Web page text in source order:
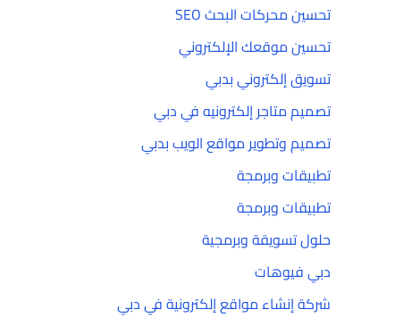
تحسين محركات البحث SEO
تحسين موقعك الإلكتروني
تسويق إلكتروني بدبي
تصميم متاجر إلكترونيه في دبي
تصميم وتطوير مواقع الويب بدبي
تطبيقات وبرمجة
تطبيقات وبرمجة
حلول تسويقة وبرمجية
دبي فيوهات
شركة إنشاء مواقع إلكترونية في دبي